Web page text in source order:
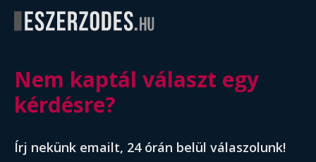
Nem kaptál választ egy
kérdésre?
Írj nekünk emailt, 24 órán belül válaszolunk!